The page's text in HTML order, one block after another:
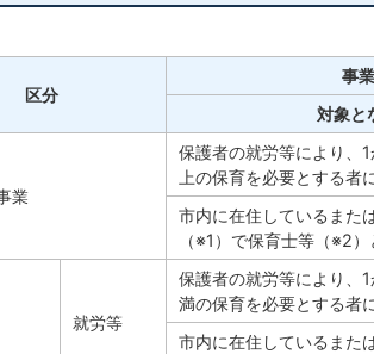
区分
事
対象と
業
保護者の就労等により、
上の保育を必要とする者
市内に在住しているまた
（※1）で保育士等（※2
就労等
保護者の就労等により、
満の保育を必要とする者
市内に在住しているまた